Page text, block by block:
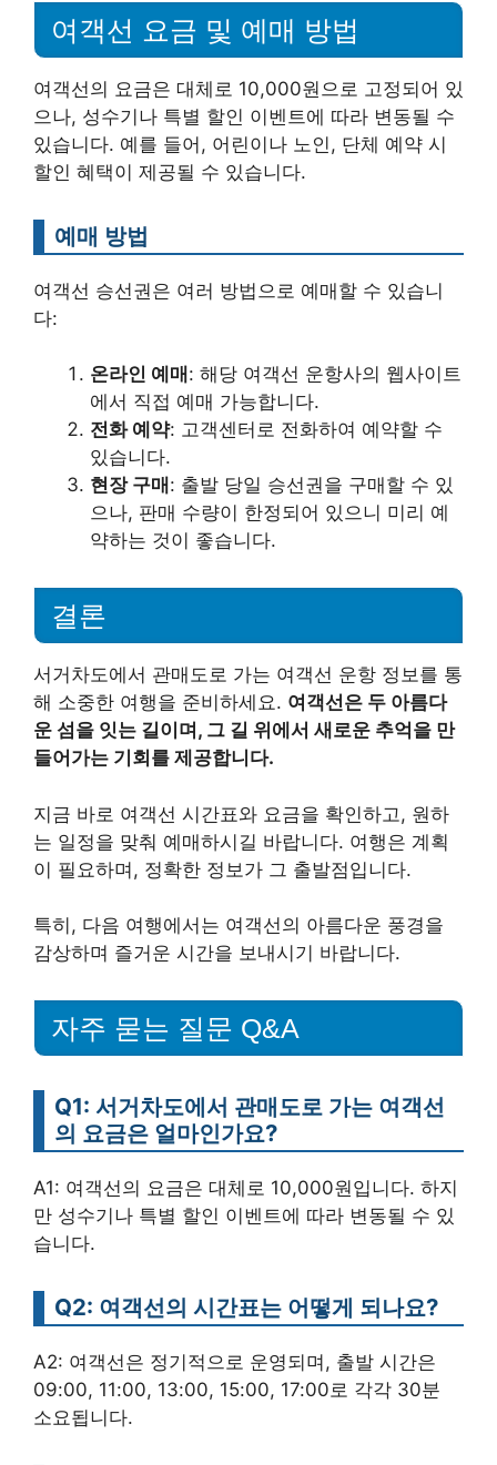
여객선 요금 및 예매 방법
여객선의 요금은 대체로 10,000원으로 고정되어 있
으나, 성수기나 특별 할인 이벤트에 따라 변동될 수
있습니다. 예를 들어, 어린이나 노인, 단체 예약 시
할인 혜택이 제공될 수 있습니다.
예매 방법
여객선 승선권은 여러 방법으로 예매할 수 있습니
다:
온라인 예매 : 해당 여객선 운항사의 웹사이트
에서 직접 예매 가능합니다.
전화 예약: 고객센터로 전화하여 예약할 수
있습니다.
현장 구매 : 출발 당일 승선권을 구매할 수 있
으나, 판매 수량이 한정되어 있으니 미리 예
약하는 것이 좋습니다.
결론
서거차도에서 관매도로 가는 여객선 운항 정보를 통
해 소중한 여행을 준비하세요. 여객선은 두 아름다
운 섬을 잇는 길이며, 그 길 위에서 새로운 추억을 만
들어가는 기회를 제공합니다.
지금 바로 여객선 시간표와 요금을 확인하고, 원하
는 일정을 맞춰 예매하시길 바랍니다. 여행은 계획
이 필요하며, 정확한 정보가 그 출발점입니다.
특히, 다음 여행에서는 여객선의 아름다운 풍경을
감상하며 즐거운 시간을 보내시기 바랍니다.
자주 묻는 질문 Q&A
Q1: 서거차도에서 관매도로 가는 여객선
의 요금은 얼마인가요?
A1: 여객선의 요금은 대체로 10,000원입니다. 하지
만 성수기나 특별 할인 이벤트에 따라 변동될 수 있
습니다.
Q2: 여객선의 시간표는 어떻게 되나요?
A2: 여객선은 정기적으로 운영되며, 출발 시간은
09:00, 11:00, 13:00, 15:00, 17:00로 각각 30분
소요됩니다.